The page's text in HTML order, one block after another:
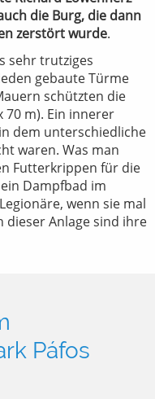
die Burg, die dann
zerstört wurde.
sehr trutziges
gebaute Türme
schützten die
70 m). Ein innerer
dem unterschiedliche
waren. Was man
Futterkrippen für die
Dampfbad im
wenn sie mal
dieser Anlage sind ihre
Páfos